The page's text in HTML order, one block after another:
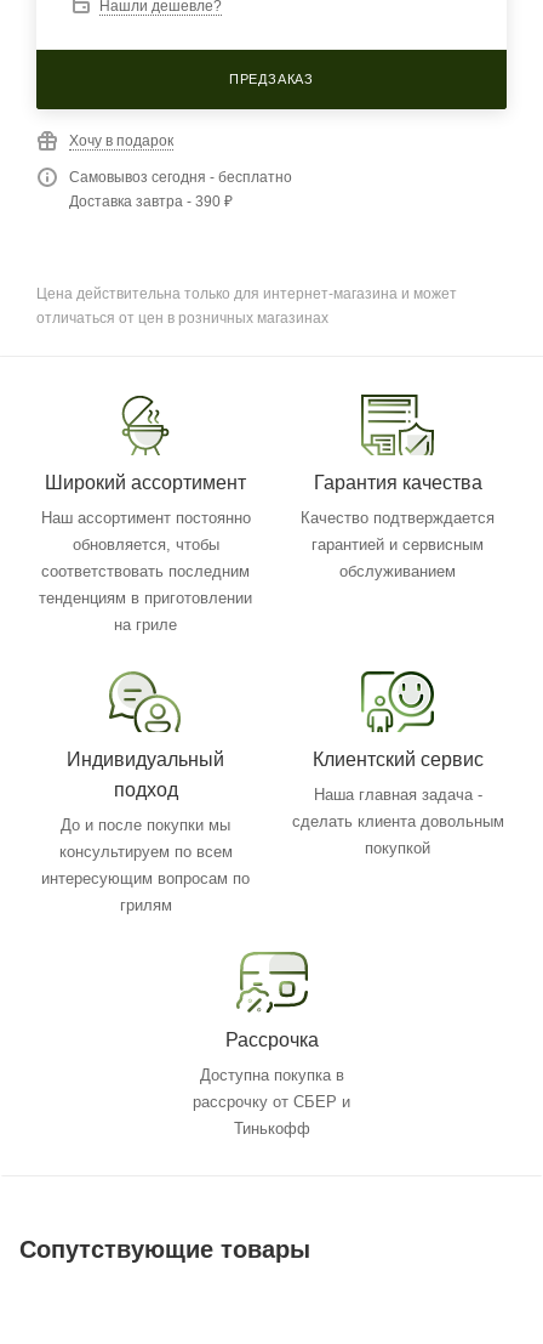
Нашли дешевле?
ПРЕДЗАКАЗ
Хочу в подарок
Самовывоз сегодня - бесплатно
Доставка завтра - 390 ₽
Цена действительна только для интернет-магазина и может
отличаться от цен в розничных магазинах
Широкий ассортимент
Наш ассортимент постоянно
обновляется, чтобы
соответствовать последним
тенденциям в приготовлении
на гриле
Гарантия качества
Качество подтверждается
гарантией и сервисным
обслуживанием
Индивидуальный
подход
До и после покупки мы
консультируем по всем
интересующим вопросам по
грилям
Клиентский сервис
Наша главная задача -
сделать клиента довольным
покупкой
Рассрочка
Доступна покупка в
рассрочку от СБЕР и
Тинькофф
Сопутствующие товары